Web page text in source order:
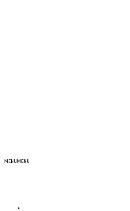
MENUMENU